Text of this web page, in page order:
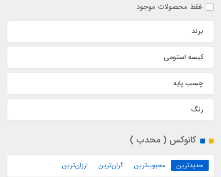
فقط محصولات موجود
برند
کیسه استومی
چسب پایه
رنگ
کانوکس ( محدب )
جدیدترین محبوب‌ترین گران‌ترین ارزان‌ترین